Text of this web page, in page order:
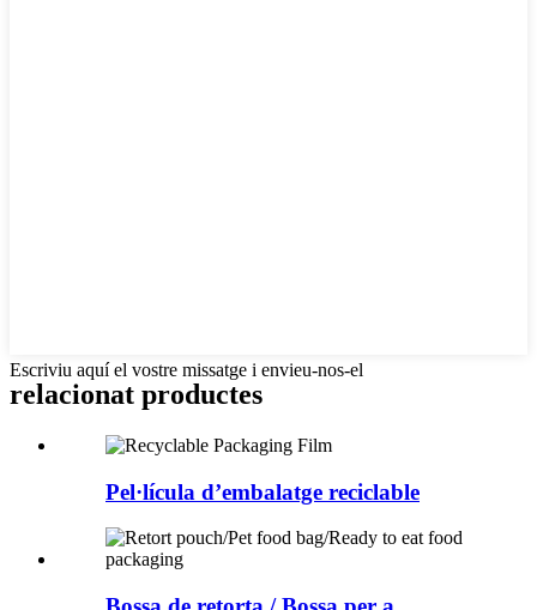
Escriviu aquí el vostre missatge i envieu-nos-el
relacionat productes
Pel·lícula d’embalatge reciclable